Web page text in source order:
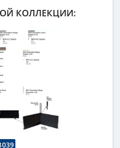
КОЛЛЕКЦИИ: